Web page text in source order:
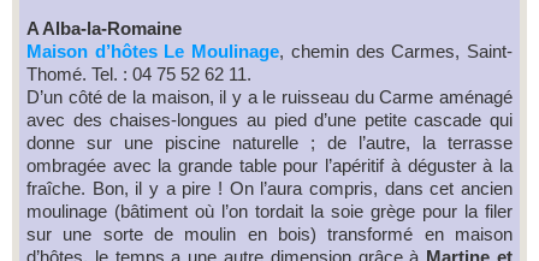
A Alba-la-Romaine
Maison d’hôtes Le Moulinage, chemin des Carmes, Saint-
Thomé. Tel. : 04 75 52 62 11.
D’un côté de la maison, il y a le ruisseau du Carme aménagé
avec des chaises-longues au pied d’une petite cascade qui
donne sur une piscine naturelle ; de l’autre, la terrasse
ombragée avec la grande table pour l’apéritif à déguster à la
fraîche. Bon, il y a pire ! On l’aura compris, dans cet ancien
moulinage (bâtiment où l’on tordait la soie grège pour la filer
sur une sorte de moulin en bois) transformé en maison
d’hôtes, le temps a une autre dimension grâce à Martine et